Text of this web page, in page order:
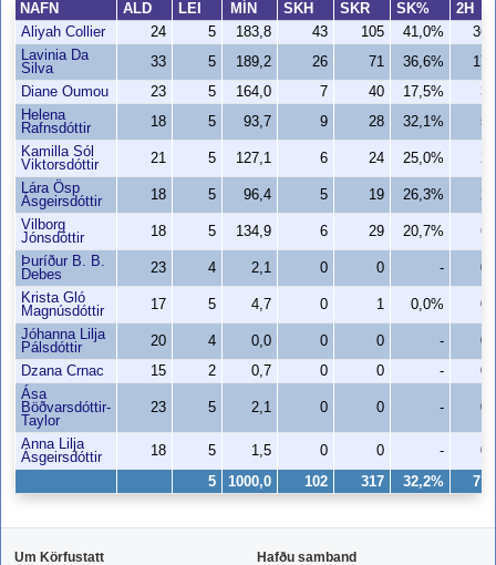
NAFN ALD LEI MÍN SKH SKR SK%
2H
Aliyah Collier
24 5 183,8 43 105 41,0%
36
Lavinia Da
Silva
33 5 189,2 26 71 36,6%
17
Diane Oumou
23 5 164,0 7 40 17,5%
3
Helena
Rafnsdóttir
18 5 93,7 9 28 32,1%
5
Kamilla Sól
Viktorsdóttir
21 5 127,1 6 24 25,0%
2
Lára Ösp
Ásgeirsdóttir
18 5 96,4 5 19 26,3%
2
Vilborg
Jónsdóttir
18 5 134,9 6 29 20,7%
6
Þuríður B. B.
Debes
23 4 2,1 0 0 -
0
Krista Gló
Magnúsdóttir
17 5 4,7 0 1 0,0%
0
Jóhanna Lilja
Pálsdóttir
20 4 0,0 0 0 -
0
Dzana Crnac
15 2 0,7 0 0 -
0
Ása
Böðvarsdóttir-
Taylor
23 5 2,1 0 0 - 0
Anna Lilja
Ásgeirsdóttir
18 5 1,5 0 0 - 0
5 1000,0 102 317 32,2% 71
Um Körfustatt Hafðu samband